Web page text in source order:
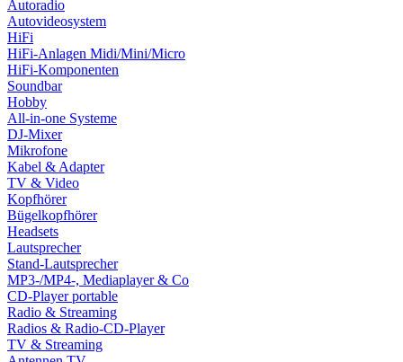
Autoradio
Autovideosystem
HiFi
HiFi-Anlagen Midi/Mini/Micro
HiFi-Komponenten
Soundbar
Hobby
All-in-one Systeme
DJ-Mixer
Mikrofone
Kabel & Adapter
TV & Video
Kopfhörer
Bügelkopfhörer
Headsets
Lautsprecher
Stand-Lautsprecher
MP3-/MP4-, Mediaplayer & Co
CD-Player portable
Radio & Streaming
Radios & Radio-CD-Player
TV & Streaming